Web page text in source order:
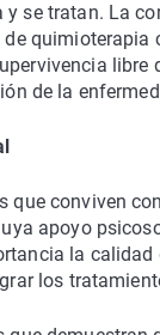
y se tratan. La
quimioterapia
libre
de la
que conviven
apoyo
la calidad
los